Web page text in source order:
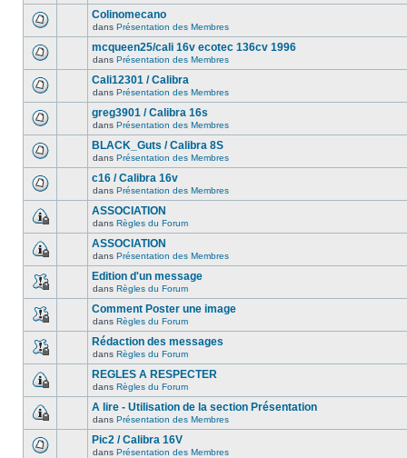
Colinomecano
dans Présentation des Membres
mcqueen25/cali 16v ecotec 136cv 1996
dans Présentation des Membres
Cali12301 / Calibra
dans Présentation des Membres
greg3901 / Calibra 16s
dans Présentation des Membres
BLACK_Guts / Calibra 8S
dans Présentation des Membres
c16 / Calibra 16v
dans Présentation des Membres
ASSOCIATION
dans Règles du Forum
ASSOCIATION
dans Présentation des Membres
Edition d'un message
dans Règles du Forum
Comment Poster une image
dans Règles du Forum
Rédaction des messages
dans Règles du Forum
REGLES A RESPECTER
dans Règles du Forum
A lire - Utilisation de la section Présentation
dans Présentation des Membres
Pic2 / Calibra 16V
dans Présentation des Membres